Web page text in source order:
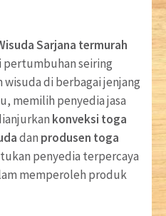
Sarjana termurah
pertumbuhan seiring
di berbagai jenjang
memilih penyedia jasa
konveksi toga
dan produsen toga
penyedia terpercaya
memperoleh produk